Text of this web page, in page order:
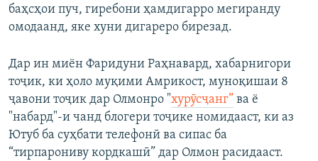
баҳсҳои пуч, гиребони ҳамдигарро мегиранду
омодаанд, яке хуни дигареро бирезад.
Дар ин миён Фаридуни Раҳнавард, хабарнигори
тоҷик, ки ҳоло муқими Амрикост, муноқишаи 8
ҷавони тоҷик дар Олмонро "хурӯсҷанг” ва ё
"набард"-и чанд блогери тоҷике номидааст, ки аз
Ютуб ба суҳбати телефонӣ ва сипас ба
“тирпарониву кордкашӣ” дар Олмон расидааст.